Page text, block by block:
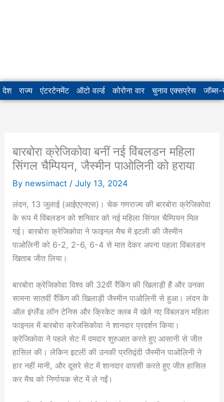
देश राज्य एंटरटेनमेंट ऑटो वर्ल्ड कोरोना वार चुनाव एक्सप्रेस जॉब्स-
बारबोरा क्रेजिकोवा बनीं नई विंबलडन महिला
सिंगल चैम्पियन, जैस्मीन पाओलिनी को हराया
By newsimact /July 13, 2024
लंदन, 13 जुलाई (आईएएनएस)। चेक गणराज्य की बारबोरा क्रेजिकोवा
के रूप में विंबलडन को शनिवार को नई महिला सिंगल चैम्पियन मिल
गई। बारबोरा क्रेजिकोवा ने फाइनल मैच में इटली की जैस्मीन
पाओलिनी को 6-2, 2-6, 6-4 से मात देकर अपना पहला विंबलडन
खिताब जीत लिया।
बारबोरा क्रेजिकोवा विश्व की 32वीं रैंकिंग की खिलाड़ी हैं और उनका
सामना सातवीं रैंकिंग की खिलाड़ी जैस्मीन पाओलिनी से हुआ। लंदन के
ऑल इंग्लैंड लॉन टेनिस और क्रिकेट क्लब में खेले गए विंबलडन महिला
फाइनल में बारबोरा क्रेजसिकोवा ने शानदार प्रदर्शन किया।
क्रेजिकोवा ने पहले सेट में दमदार शुरुआत करते हुए आसानी से जीत
हासिल की। लेकिन इटली की उनकी प्रतिद्वंदी जैस्मीन पाओलिनी ने
हार नहीं मानी, और दूसरे सेट में शानदार वापसी करते हुए जीत हासिल
कर मैच को निर्णायक सेट में ले गईं।